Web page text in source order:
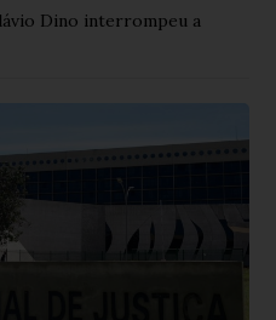
Dino interrompeu a